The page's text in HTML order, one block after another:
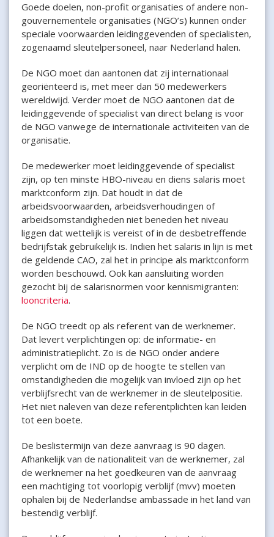
Goede doelen, non-profit organisaties of andere non-
gouvernementele organisaties (NGO’s) kunnen onder
speciale voorwaarden leidinggevenden of specialisten,
zogenaamd sleutelpersoneel, naar Nederland halen.
De NGO moet dan aantonen dat zij internationaal
georiënteerd is, met meer dan 50 medewerkers
wereldwijd. Verder moet de NGO aantonen dat de
leidinggevende of specialist van direct belang is voor
de NGO vanwege de internationale activiteiten van de
organisatie.
De medewerker moet leidinggevende of specialist
zijn, op ten minste HBO-niveau en diens salaris moet
marktconform zijn. Dat houdt in dat de
arbeidsvoorwaarden, arbeidsverhoudingen of
arbeidsomstandigheden niet beneden het niveau
liggen dat wettelijk is vereist of in de desbetreffende
bedrijfstak gebruikelijk is. Indien het salaris in lijn is met
de geldende CAO, zal het in principe als marktconform
worden beschouwd. Ook kan aansluiting worden
gezocht bij de salarisnormen voor kennismigranten:
looncriteria.
De NGO treedt op als referent van de werknemer.
Dat levert verplichtingen op: de informatie- en
administratieplicht. Zo is de NGO onder andere
verplicht om de IND op de hoogte te stellen van
omstandigheden die mogelijk van invloed zijn op het
verblijfsrecht van de werknemer in de sleutelpositie.
Het niet naleven van deze referentplichten kan leiden
tot een boete.
De beslistermijn van deze aanvraag is 90 dagen.
Afhankelijk van de nationaliteit van de werknemer, zal
de werknemer na het goedkeuren van de aanvraag
een machtiging tot voorlopig verblijf (mvv) moeten
ophalen bij de Nederlandse ambassade in het land van
bestendig verblijf.